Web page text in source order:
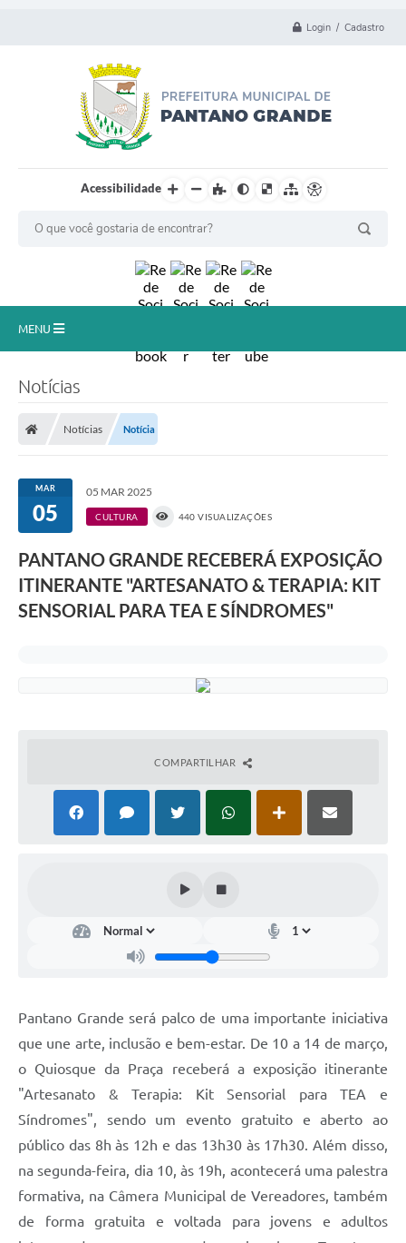
Login / Cadastro
Acessibilidade
MENU
Publicações / Transparência
Secretarias
Expocal, Festa do Cavalo e o Relincho da Canção Nativa
Contato
Arquivos para Download
Contas Públicas
Editais
Links
Agenda
SIC
Diário Oficial
Notícias
Notícias Notícia
MAR
05
05 MAR 2025
CULTURA 440 VISUALIZAÇÕES
PANTANO GRANDE RECEBERÁ EXPOSIÇÃO
ITINERANTE "ARTESANATO & TERAPIA: KIT
SENSORIAL PARA TEA E SÍNDROMES"
COMPARTILHAR
Pantano Grande será palco de uma importante iniciativa
que une arte, inclusão e bem-estar. De 10 a 14 de março,
o Quiosque da Praça receberá a exposição itinerante
"Artesanato & Terapia: Kit Sensorial para TEA e
Síndromes", sendo um evento gratuito e aberto ao
público das 8h às 12h e das 13h30 às 17h30. Além disso,
na segunda-feira, dia 10, às 19h, acontecerá uma palestra
formativa, na Câmera Municipal de Vereadores, também
de forma gratuita e voltada para jovens e adultos